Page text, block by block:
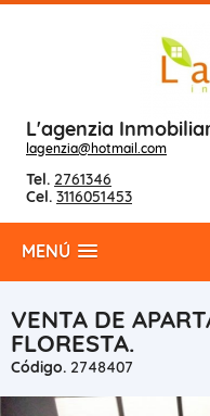
L'agenzia
lagenzia@hotmail.com
Tel. 2761346
Cel. 3116051453
MENÚ
VENTA DE
FLORESTA.
Código. 2748407